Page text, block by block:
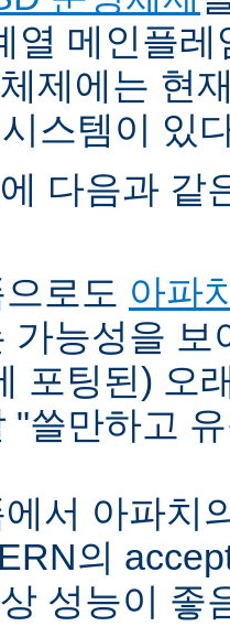
열 메인플
제에는 현
스템이 있
다음과 같
로도 아파
가능성을 보
포팅된) 오
"쓸만하고
서 아파치
의
성능이 좋